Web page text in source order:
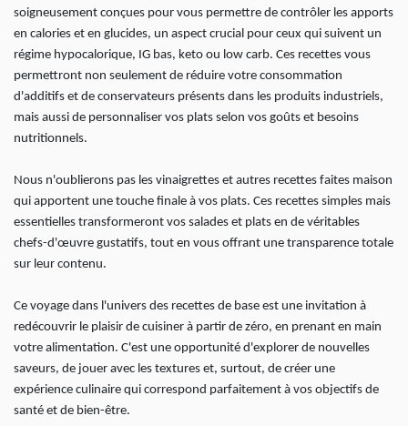
soigneusement conçues pour vous permettre de contrôler les apports
en calories et en glucides, un aspect crucial pour ceux qui suivent un
régime hypocalorique, IG bas, keto ou low carb. Ces recettes vous
permettront non seulement de réduire votre consommation
d'additifs et de conservateurs présents dans les produits industriels,
mais aussi de personnaliser vos plats selon vos goûts et besoins
nutritionnels.
Nous n'oublierons pas les vinaigrettes et autres recettes faites maison
qui apportent une touche finale à vos plats. Ces recettes simples mais
essentielles transformeront vos salades et plats en de véritables
chefs-d'œuvre gustatifs, tout en vous offrant une transparence totale
sur leur contenu.
Ce voyage dans l'univers des recettes de base est une invitation à
redécouvrir le plaisir de cuisiner à partir de zéro, en prenant en main
votre alimentation. C'est une opportunité d'explorer de nouvelles
saveurs, de jouer avec les textures et, surtout, de créer une
expérience culinaire qui correspond parfaitement à vos objectifs de
santé et de bien-être.